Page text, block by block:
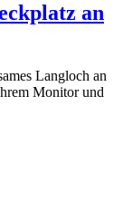
an
Langloch an
Monitor und